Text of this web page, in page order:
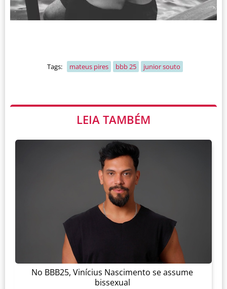
Tags: mateus pires bbb 25 junior souto
LEIA TAMBÉM
No BBB25, Vinícius Nascimento se assume
bissexual